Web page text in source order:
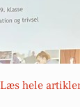
Læs hele